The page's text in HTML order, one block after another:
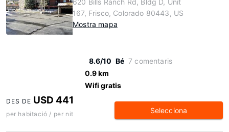
620 Bills Ranch Rd, Bldg D, Unit
167, Frisco, Colorado 80443, US
Mostra mapa
8.6/10 Bé 7 comentaris
0.9 km
Wifi gratis
DES DE USD 441
per habitació / per nit Selecciona